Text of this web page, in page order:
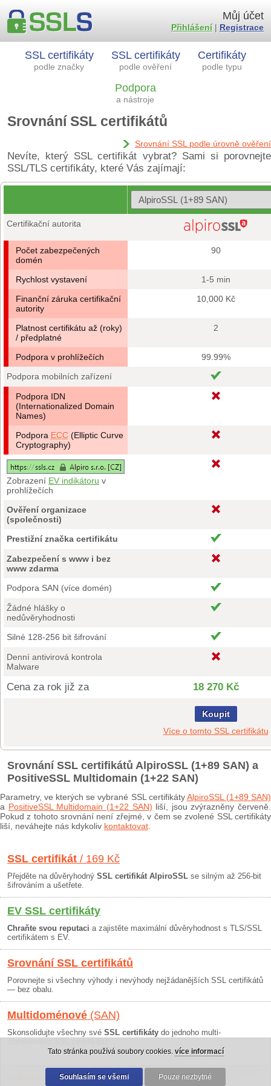
SSL certifikáty
podle značky
SSL certifikáty
podle ověření
Certifikáty
podle typu
Podpora
a nástroje
Můj účet
Přihlášení| Registrace
Srovnání SSL certifikátů
Srovnání SSL podle úrovně ověření
Nevíte, který SSL certifikát vybrat? Sami si porovnejte
SSL/TLS certifikáty, které Vás zajímají:
Certifikační autorita
Počet zabezpečených
domén
90
Rychlost vystavení
1-5 min
Finanční záruka certifikační
autority
10,000 Kč
Platnost certifikátu až (roky)
/ předplatné
2
Podpora v prohlížečích
99.99%
Podpora mobilních zařízení
Podpora IDN
(Internationalized Domain
Names)
Podpora ECC (Elliptic Curve
Cryptography)
Zobrazení EV indikátoru v
prohlížečích
Ověření organizace
(společnosti)
Prestižní značka certifikátu
Zabezpečení s www i bez
www zdarma
Podpora SAN (více domén)
Žádné hlášky o
nedůvěryhodnosti
Silné 128-256 bit šifrování
Denní antivirová kontrola
Malware
Cena za rok již za 18 270 Kč
Koupit
Více o tomto SSL certifikátu
Srovnání SSL certifikátů AlpiroSSL (1+89 SAN) a
PositiveSSL Multidomain (1+22 SAN)
Parametry, ve kterých se vybrané SSL certifikátyAlpiroSSL (1+89 SAN)
a PositiveSSL Multidomain (1+22 SAN) liší, jsou zvýrazněny červeně.
Pokud z tohoto srovnání není zřejmé, v čem se zvolené SSL certifikáty
liší, neváhejte nás kdykoliv kontaktovat
SSL certifikát / 169 Kč
Přejděte na důvěryhodný SSL certifikát AlpiroSSL se silným až 256-bit
šifrováním a ušetřete.
EV SSL certifikáty
Chraňte svou reputaci a zajistěte maximální důvěryhodnost s TLS/SSL
certifikátem s EV.
Srovnání SSL certifikátů
Porovnejte si všechny výhody i nevýhody nejžádanějších SSL certifikátů
— bez obalu.
Multidoménové (SAN)
Skonsolidujte všechny své SSL certifikáty do jednoho multi-
Obchodní podmínky|30 dní záruka
Tato stránka používá soubory cookies. více informací
Souhlasím se všemi Pouze nezbytné